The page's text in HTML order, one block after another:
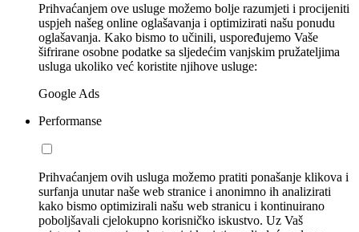
Prihvaćanjem ove usluge možemo bolje razumjeti i procijeniti
uspjeh našeg online oglašavanja i optimizirati našu ponudu
oglašavanja. Kako bismo to učinili, uspoređujemo Vaše
šifrirane osobne podatke sa sljedećim vanjskim pružateljima
usluga ukoliko već koristite njihove usluge:
Google Ads
Performanse
Prihvaćanjem ovih usluga možemo pratiti ponašanje klikova i
surfanja unutar naše web stranice i anonimno ih analizirati
kako bismo optimizirali našu web stranicu i kontinuirano
poboljšavali cjelokupno korisničko iskustvo. Uz Vaš